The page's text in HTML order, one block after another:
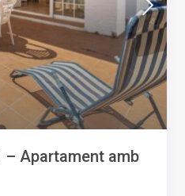
– Apartament amb